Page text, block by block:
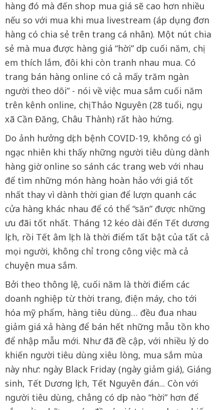
hàng đó mà đến shop mua giá sẽ cao hơn nhiều
nếu so với mua khi mua livestream (áp dụng đơn
hàng có chia sẻ trên trang cá nhân). Một nút chia
sẻ mà mua được hàng giá “hời” dịp cuối năm, chị
em thích lắm, đôi khi còn tranh nhau mua. Có
trang bán hàng online có cả mấy trăm ngàn
người theo dõi” - nói về việc mua sắm cuối năm
trên kênh online, chị Thảo Nguyên (28 tuổi, ngụ
xã Cần Đăng, Châu Thành) rất hào hứng.
Do ảnh hưởng dịch bệnh COVID-19, không có gì
ngạc nhiên khi thấy những người tiêu dùng dành
hàng giờ online so sánh các trang web với nhau
để tìm những món hàng hoàn hảo với giá tốt
nhất thay vì dành thời gian để lượn quanh các
cửa hàng khác nhau để có thể “săn” được những
ưu đãi tốt nhất. Tháng 12 kéo dài đến Tết dương
lịch, rồi Tết âm lịch là thời điểm tất bật của tất cả
mọi người, không chỉ trong công việc mà cả
chuyện mua sắm.
Bởi theo thông lệ, cuối năm là thời điểm các
doanh nghiệp từ thời trang, điện máy, cho tới
hóa mỹ phẩm, hàng tiêu dùng… đều đua nhau
giảm giá xả hàng để bán hết những mẫu tồn kho
để nhập mẫu mới. Như đã đề cập, với nhiều lý do
khiến người tiêu dùng xiêu lòng, mua sắm mùa
này như: ngày Black Friday (ngày giảm giá), Giáng
sinh, Tết Dương lịch, Tết Nguyên đán... Còn với
người tiêu dùng, chẳng có dịp nào “hời” hơn để